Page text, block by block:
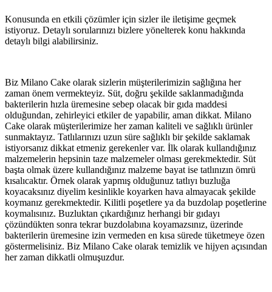
Konusunda en etkili çözümler için sizler ile iletişime geçmek
istiyoruz. Detaylı sorularınızı bizlere yönelterek konu hakkında
detaylı bilgi alabilirsiniz.
Biz Milano Cake olarak sizlerin müşterilerimizin sağlığına her
zaman önem vermekteyiz. Süt, doğru şekilde saklanmadığında
bakterilerin hızla üremesine sebep olacak bir gıda maddesi
olduğundan, zehirleyici etkiler de yapabilir, aman dikkat. Milano
Cake olarak müşterilerimize her zaman kaliteli ve sağlıklı ürünler
sunmaktayız. Tatlılarınızı uzun süre sağlıklı bir şekilde saklamak
istiyorsanız dikkat etmeniz gerekenler var. İlk olarak kullandığınız
malzemelerin hepsinin taze malzemeler olması gerekmektedir. Süt
başta olmak üzere kullandığınız malzeme bayat ise tatlınızın ömrü
kısalıcaktır. Örnek olarak yapmış olduğunuz tatlıyı buzluğa
koyacaksınız diyelim kesinlikle koyarken hava almayacak şekilde
koymanız gerekmektedir. Kilitli poşetlere ya da buzdolap poşetlerine
koymalısınız. Buzluktan çıkardığınız herhangi bir gıdayı
çözündükten sonra tekrar buzdolabına koyamazsınız, üzerinde
bakterilerin üremesine izin vermeden en kısa sürede tüketmeye özen
göstermelisiniz. Biz Milano Cake olarak temizlik ve hijyen açısından
her zaman dikkatli olmuşuzdur.